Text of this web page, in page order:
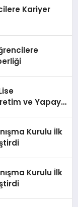
Kariyer
ve Yapay
Kurulu İlk
Kurulu İlk